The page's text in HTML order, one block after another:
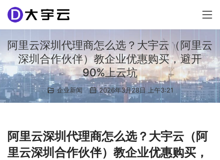
阿里云深圳代理商怎么选？大宇云（阿里云
深圳合作伙伴）教企业优惠购买，避开
90%上云坑
企业新闻 2026年3月28日 上午3:21
阿里云深圳代理商怎么选？大宇云（阿
里云深圳合作伙伴）教企业优惠购买，